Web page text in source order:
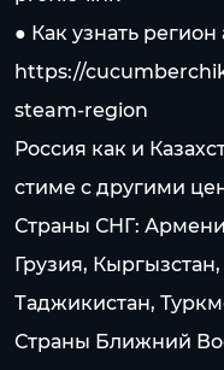
● Как узнать регион
https://
steam-region
Россия как и
стиме c другими
Страны СНГ:
Грузия,
Таджикистан,
Страны Ближний